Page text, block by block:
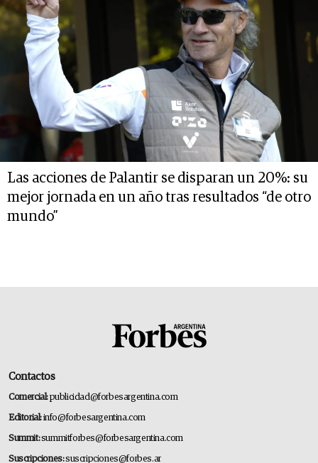
Las acciones de Palantir se disparan un 20%: su
mejor jornada en un año tras resultados “de otro
mundo”
Contactos
Comercial:publicidad@forbesargentina.com
Editorial:info@forbesargentina.com
Summit:summitforbes@forbesargentina.com
Suscripciones:suscripciones@forbes.ar